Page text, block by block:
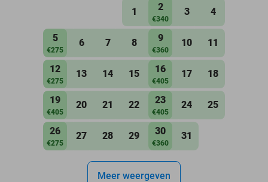
1 2
€340
3 4
5
€275
6 7 8 9
€360
10 11
12
€275
13 14 15 16
€405
17 18
19
€405
20 21 22 23
€405
24 25
26
€275
27 28 29 30
€360
31
Meer weergeven